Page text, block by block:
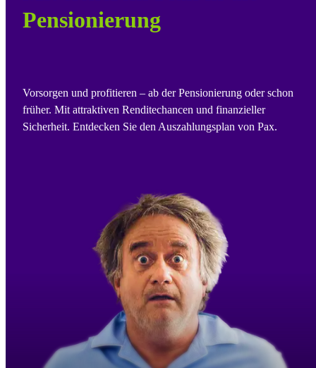
Pensionierung
Vorsorgen und profitieren – ab der Pensionierung oder schon
früher. Mit attraktiven Renditechancen und finanzieller
Sicherheit. Entdecken Sie den Auszahlungsplan von Pax.